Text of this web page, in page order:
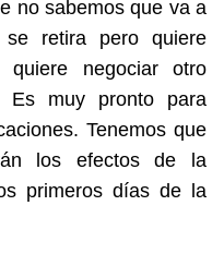
no sabemos que va a
retira pero quiere
negociar otro
Es muy pronto para
Tenemos que
los efectos de la
primeros días de la